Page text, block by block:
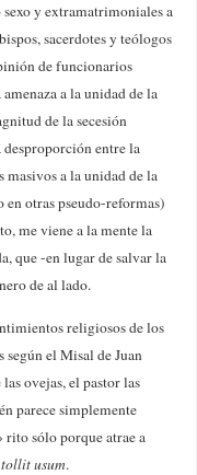
sexo y extramatrimoniales a
sacerdotes y teólogos
de funcionarios
a la unidad de la
de la secesión
entre la
masivos a la unidad de la
otras pseudo-reformas)
me viene a la mente la
que -en lugar de salvar la
de al lado.
religiosos de los
el Misal de Juan
ovejas, el pastor las
parece simplemente
sólo porque atrae a
tollit usum.